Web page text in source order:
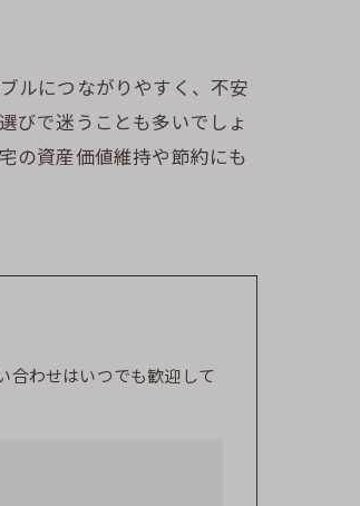
ルにつながりやすく、不安
びで迷うことも多いでしょ
の資産価値維持や節約にも
合わせはいつでも歓迎して